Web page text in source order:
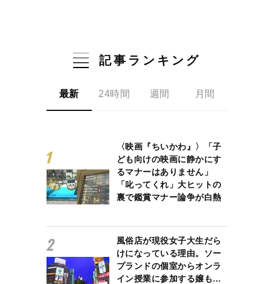
記事ランキング
最新 24時間 週間 月間
〈映画『ちいかわ』〉「子
ども向けの映画に静かにす
るマナーはありません」
「叱ってくれ」大ヒットの
裏で鑑賞マナー論争が白熱
風俗店が現役女子大生だら
けになっている理由。ソー
プランドの個室からオンラ
イン授業に参加する嬢も…